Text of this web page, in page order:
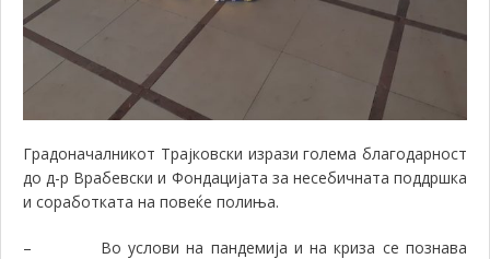
Градоначалникот Трајковски изрази голема благодарност
до д-р Врабевски и Фондацијата за несебичната поддршка
и соработката на повеќе полиња.
– Во услови на пандемија и на криза се познава